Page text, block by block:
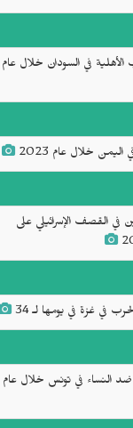
في السودان خلال عام
خلال عام 2023
في القصف الإسرائيلي على
في غزة في يومها لـ 34
ضد النساء في تونس خلال عام